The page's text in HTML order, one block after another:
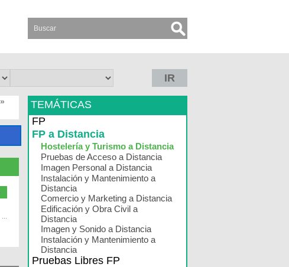
IR
»
TEMÁTICAS
FP
FP a Distancia
Hostelería y Turismo a Distancia
Pruebas de Acceso a Distancia
Imagen Personal a Distancia
Instalación y Mantenimiento a
Distancia
Comercio y Marketing a Distancia
Edificación y Obra Civil a
Distancia
Imagen y Sonido a Distancia
Instalación y Mantenimiento a
Distancia
Pruebas Libres FP